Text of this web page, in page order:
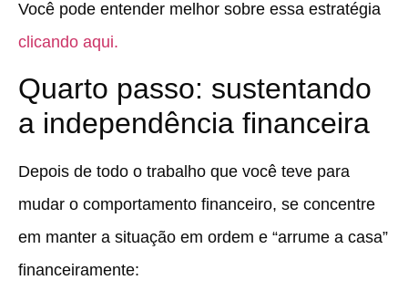
Você pode entender melhor sobre essa estratégia
clicando aqui.
Quarto passo: sustentando
a independência financeira
Depois de todo o trabalho que você teve para
mudar o comportamento financeiro, se concentre
em manter a situação em ordem e “arrume a casa”
financeiramente: